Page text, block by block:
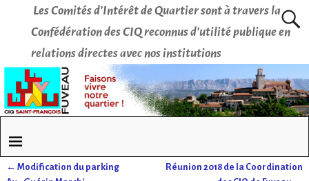
Les Comités d’Intérêt de Quartier sont à travers la
Confédération des CIQ reconnus d’utilité publique en
relations directes avec nos institutions
← Modification du parking
Réunion 2018 de la Coordination